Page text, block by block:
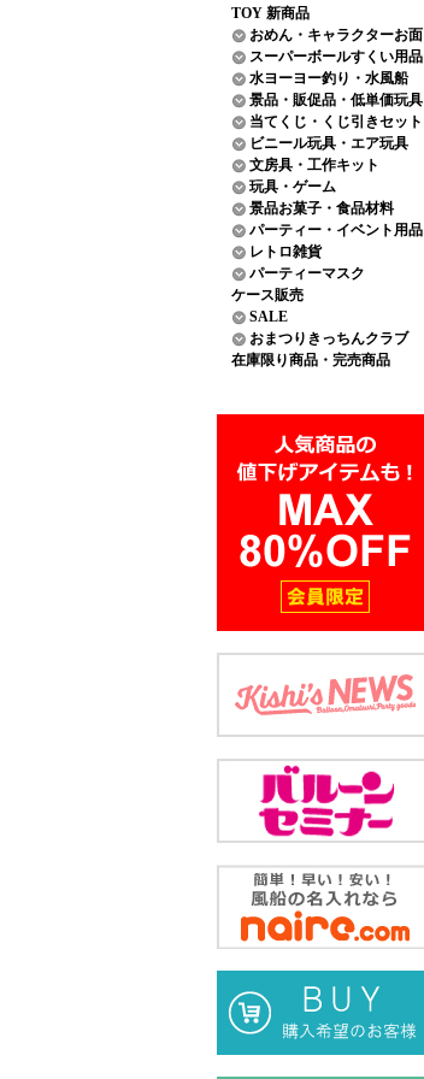
TOY 新商品
おめん・キャラクターお面
スーパーボールすくい用品
水ヨーヨー釣り・水風船
景品・販促品・低単価玩具
当てくじ・くじ引きセット
ビニール玩具・エア玩具
文房具・工作キット
玩具・ゲーム
景品お菓子・食品材料
パーティー・イベント用品
レトロ雑貨
パーティーマスク
ケース販売
SALE
おまつりきっちんクラブ
在庫限り商品・完売商品